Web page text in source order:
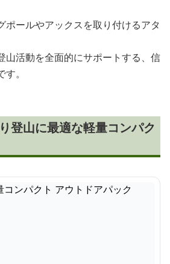
ポールやアックスを取り付けるアタ
山活動を全面的にサポートする、信
。
登山に最適な軽量コンパク